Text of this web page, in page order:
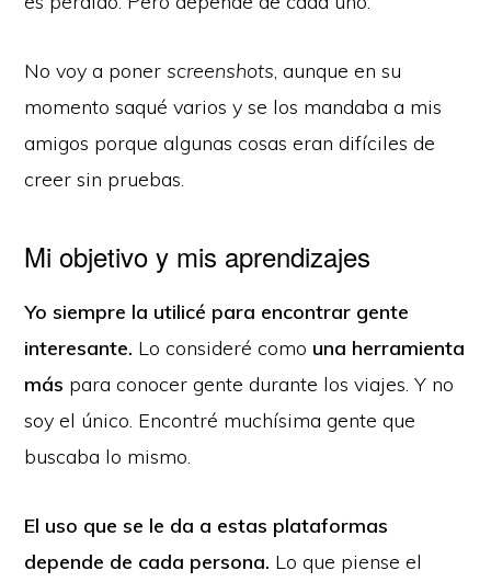
No voy a ponerscreenshots, aunque en su
momento saqué varios y se los mandaba a mis
amigos porque algunas cosas eran difíciles de
creer sin pruebas.
Mi objetivo y mis aprendizajes
Yo siempre la utilicé para encontrar gente
interesante. Lo consideré como una herramienta
más para conocer gente durante los viajes. Y no
soy el único. Encontré muchísima gente que
buscaba lo mismo.
El uso que se le da a estas plataformas
depende de cada persona. Lo que piense el